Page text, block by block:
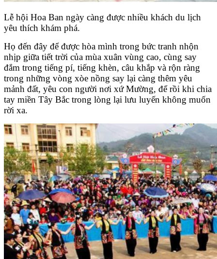
Lễ hội Hoa Ban ngày càng được nhiều khách du lịch
yêu thích khám phá.
Họ đến đây để được hòa mình trong bức tranh nhộn
nhịp giữa tiết trời của mùa xuân vùng cao, cùng say
đắm trong tiếng pí, tiếng khèn, câu khắp và rộn ràng
trong những vòng xòe nồng say lại càng thêm yêu
mảnh đất, yêu con người nơi xứ Mường, để rồi khi chia
tay miền Tây Bắc trong lòng lại lưu luyến không muốn
rời xa.